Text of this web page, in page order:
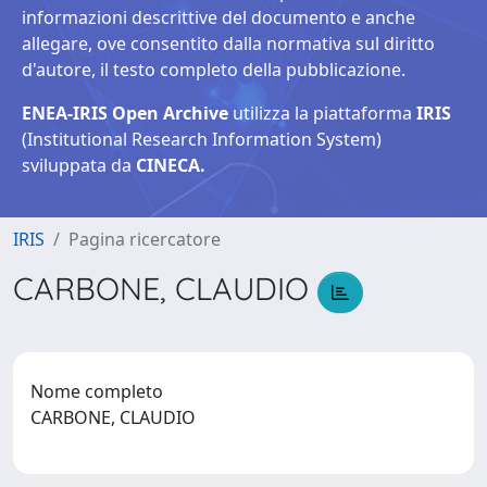
informazioni descrittive del documento e anche
allegare, ove consentito dalla normativa sul diritto
d'autore, il testo completo della pubblicazione.
ENEA-IRIS Open Archive utilizza la piattaforma IRIS
(Institutional Research Information System)
sviluppata da CINECA.
IRIS Pagina ricercatore
CARBONE, CLAUDIO
Nome completo
CARBONE, CLAUDIO